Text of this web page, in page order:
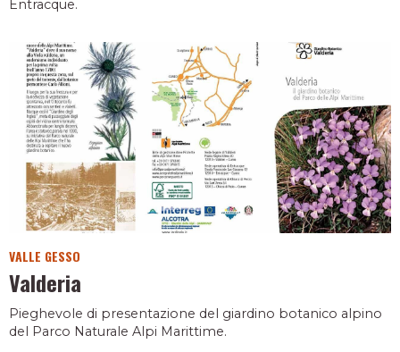
Entracque.
VALLE GESSO
Valderia
Pieghevole di presentazione del giardino botanico alpino
del Parco Naturale Alpi Marittime.